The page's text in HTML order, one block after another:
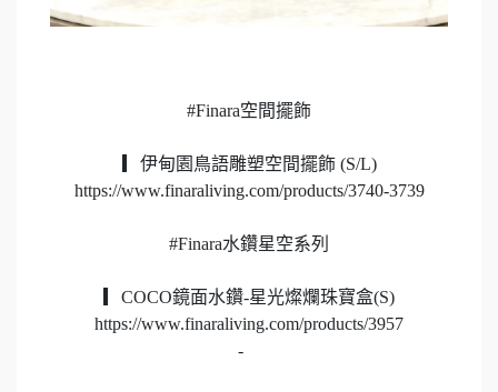
#Finara空間擺飾
▎伊甸園鳥語雕塑空間擺飾 (S/L)
https://www.finaraliving.com/products/3740-3739
#Finara水鑽星空系列
▎COCO鏡面水鑽-星光燦爛珠寶盒(S)
https://www.finaraliving.com/products/3957
-